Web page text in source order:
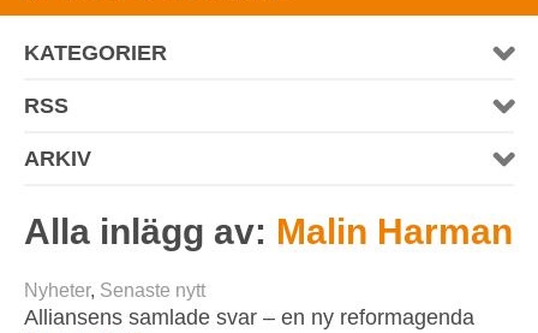
PRESS
MATERIAL
KATEGORIER
RSS
ARKIV
Alla inlägg av: Malin Harman
Nyheter, Senaste nytt
Alliansens samlade svar – en ny reformagenda